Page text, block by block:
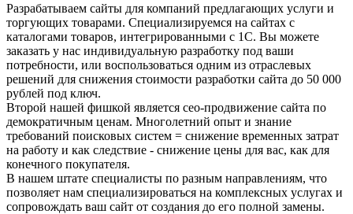
Разрабатываем сайты для компаний предлагающих услуги и
торгующих товарами. Специализируемся на сайтах с
каталогами товаров, интегрированными с 1С. Вы можете
заказать у нас индивидуальную разработку под ваши
потребности, или воспользоваться одним из отраслевых
решений для снижения стоимости разработки сайта до 50 000
рублей под ключ.
Второй нашей фишкой является сео-продвижение сайта по
демократичным ценам. Многолетний опыт и знание
требований поисковых систем = снижение временных затрат
на работу и как следствие - снижение цены для вас, как для
конечного покупателя.
В нашем штате специалисты по разным направлениям, что
позволяет нам специализироваться на комплексных услугах и
сопровождать ваш сайт от создания до его полной замены.